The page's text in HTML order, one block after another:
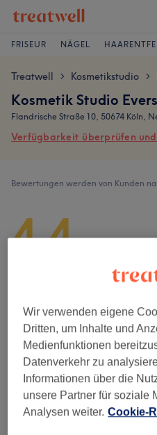
FRISEUR NÄGEL
Treatwell > Kosmetikstudio >
Kosmetik Studio
Flandrische Straße 10, 50674 Köln,
Verfügbarkeit überprüfen
Bewertungen werden von Kunden
4,4
Sauberkeit
Service
Bewertungen filtern
Wir verwenden eigene
Dritten, um Inhalte und
Medienfunktionen
Datenverkehr zu
Informationen über die
unsere Partner für soziale
Analysen weiter. Cookie-